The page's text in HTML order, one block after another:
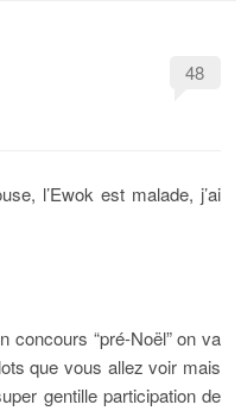
48
l’Ewok est malade, j’ai
concours “pré-Noël” on va
que vous allez voir mais
gentille participation de